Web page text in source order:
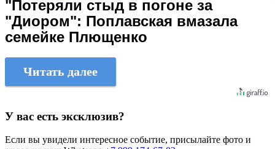
"Потеряли стыд в погоне за
"Диором": Поплавская вмазала
семейке Плющенко
Читать далее
У вас есть эксклюзив?
Если вы увидели интересное событие, присылайте фото и